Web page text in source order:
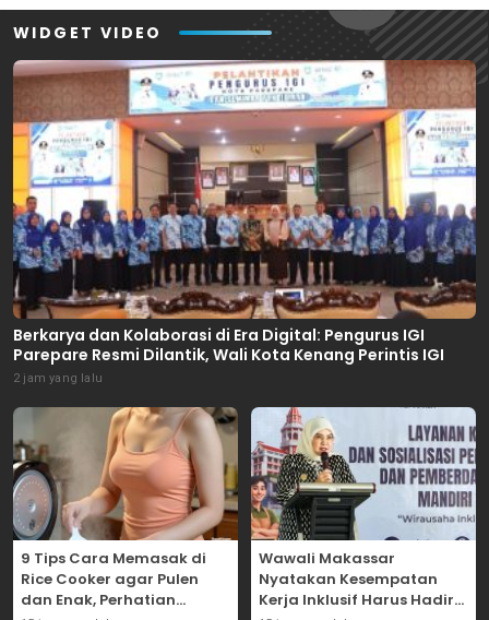
WIDGET VIDEO
Berkarya dan Kolaborasi di Era Digital: Pengurus IGI
Parepare Resmi Dilantik, Wali Kota Kenang Perintis IGI
2 jam yang lalu
9 Tips Cara Memasak di
Rice Cooker agar Pulen
dan Enak, Perhatian
Wawali Makassar
Nyatakan Kesempatan
Kerja Inklusif Harus Hadir